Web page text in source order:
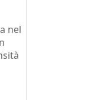
nel